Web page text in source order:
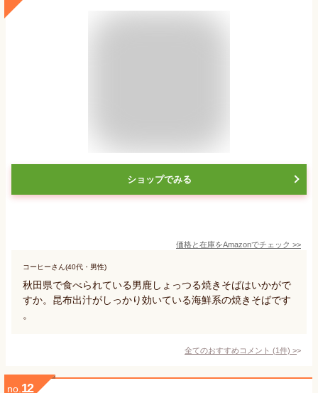
ショップでみる
価格と在庫をAmazonでチェック >>
コーヒーさん(40代・男性)
秋田県で食べられている男鹿しょっつる焼きそばはいかがで
すか。昆布出汁がしっかり効いている海鮮系の焼きそばです
。
全てのおすすめコメント (1件) >
no. 12